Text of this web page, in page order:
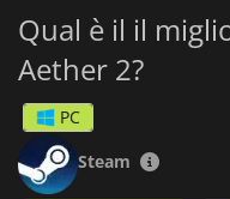
Qual è il il
Aether 2?
PC
Steam